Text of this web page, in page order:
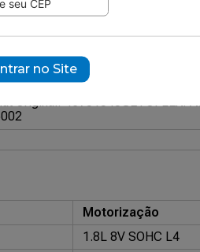
no Site
Original: 46751548GETOFLEX:
Motorização
1.8L 8V SOHC L4